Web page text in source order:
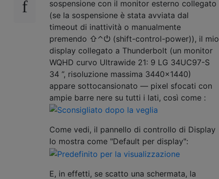
sospensione con il monitor esterno collegato
(se la sospensione è stata avviata dal
timeout di inattività o manualmente
premendo ⇧⌃⏻ (shift-control-power)), il mio
display collegato a Thunderbolt (un monitor
WQHD curvo Ultrawide 21: 9 LG 34UC97-S
34 ”, risoluzione massima 3440x1440)
appare sottocansionato — pixel sfocati con
ampie barre nere su tutti i lati, così come :
Come vedi, il pannello di controllo di Display
lo mostra come "Default per display":
E, in effetti, se scatto una schermata, la